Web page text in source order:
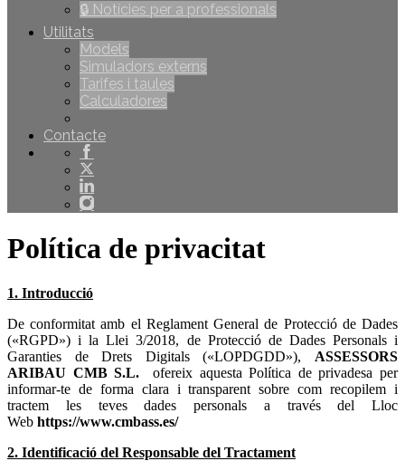
🔒 Notícies per a professionals
Utilitats
Models
Simuladors externs
Tarifes i taules
Calculadores
Contacte
Política de privacitat
1. Introducció
De conformitat amb el Reglament General de Protecció de Dades
(«RGPD») i la Llei 3/2018, de Protecció de Dades Personals i
Garanties de Drets Digitals («LOPDGDD»),
ofereix aquesta Política de privadesa per
informar-te de forma clara i transparent sobre com recopilem i
tractem les teves dades personals a través del Lloc
Web
2. Identificació del Responsable del Tractament